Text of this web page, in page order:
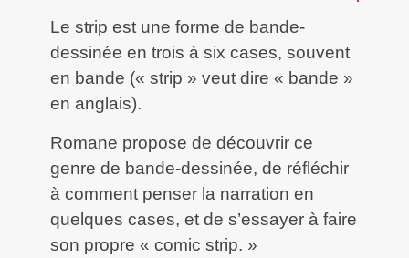
Le strip est une forme de bande-
dessinée en trois à six cases, souvent
en bande (« strip » veut dire « bande »
en anglais).
Romane propose de découvrir ce
genre de bande-dessinée, de réfléchir
à comment penser la narration en
quelques cases, et de s’essayer à faire
son propre « comic strip. »